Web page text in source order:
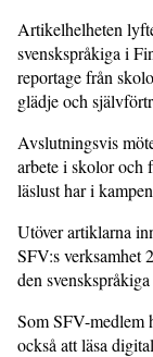
Artikelhelheten
svenskspråkiga i
reportage från
glädje och
Avslutningsvis
arbete i skolor och
läslust har i
Utöver artiklarna
SFV:s verksamhet
den
Som SFV-medlem
också att läsa